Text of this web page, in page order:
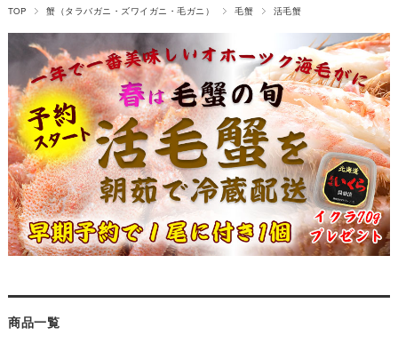
TOP 蟹（タラバガニ・ズワイガニ・毛ガニ） 毛蟹 活毛蟹
商品一覧